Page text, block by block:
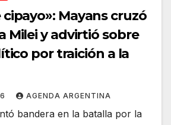
Mayans cruzó
Milei y advirtió sobre
por traición a la
AGENDA ARGENTINA
bandera en la batalla por la